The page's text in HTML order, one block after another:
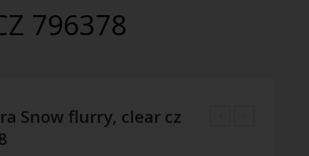
796378
Snow flurry, clear cz